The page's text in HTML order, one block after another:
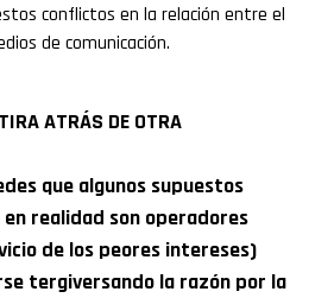
conflictos en la relación entre el
de comunicación.
ATRÁS DE OTRA
que algunos supuestos
realidad son operadores
de los peores intereses)
tergiversando la razón por la